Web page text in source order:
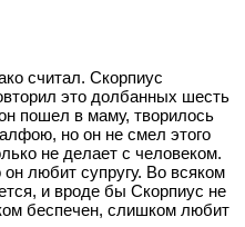
считал. Скорпиус
это долбанных шесть
пошел в маму, творилось
но он не смел этого
не делает с человеком.
любит супругу. Во всяком
и вроде бы Скорпиус не
беспечен, слишком любит